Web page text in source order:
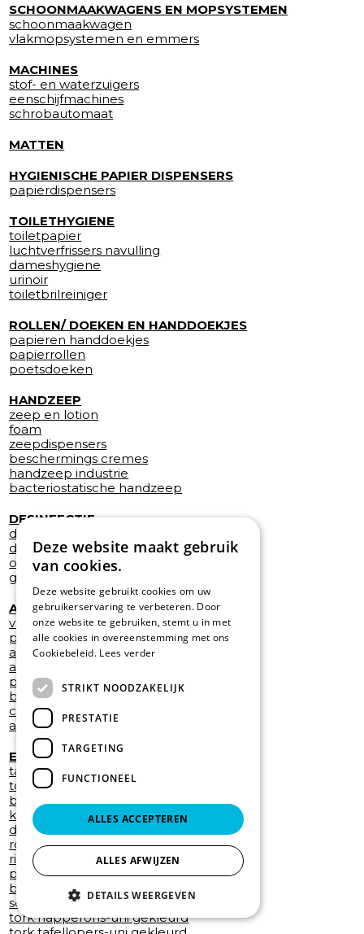
SCHOONMAAKWAGENS EN MOPSYSTEMEN
schoonmaakwagen
vlakmopsystemen en emmers
MACHINES
stof- en waterzuigers
eenschijfmachines
schrobautomaat
MATTEN
HYGIENISCHE PAPIER DISPENSERS
papierdispensers
TOILETHYGIENE
toiletpapier
luchtverfrissers navulling
dameshygiene
urinoir
toiletbrilreiniger
ROLLEN/ DOEKEN EN HANDDOEKJES
papieren handdoekjes
papierrollen
poetsdoeken
HANDZEEP
zeep en lotion
foam
zeepdispensers
beschermings cremes
handzeep industrie
bacteriostatische handzeep
DESINFECTIE
desinfectie dispensers
desinfecterende gel/foam en solution
overige hygiene
gebruiksklare desinfectiedoeken
AFVALBEHEER
vuilnisbakken
pedaalemmers - keukenpedaalemmers
afvalzakken
afvalzakhouders
papierbak en korven
buitenvuilnisbakken
containers
asbakken
ETEN EN DRINKEN
tandenborstel
tork onderzetters
bestekzakjes
keukenhanddoeken
drinkbekers
roerstaafjes
rietjes
placemats
borden en bestek
servetten + servetdispensers
tork napperons-uni gekleurd
Deze website maakt gebruik
van cookies.
Deze website gebruikt cookies om uw
gebruikerservaring te verbeteren. Door
onze website te gebruiken, stemt u in met
alle cookies in overeenstemming met ons
Cookiebeleid. Lees verder
STRIKT NOODZAKELIJK
PRESTATIE
TARGETING
FUNCTIONEEL
ALLES ACCEPTEREN
ALLES AFWIJZEN
DETAILS WEERGEVEN